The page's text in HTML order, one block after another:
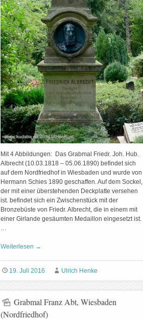
Mit 4 Abbildungen: Das Grabmal Friedr. Joh. Hub.
Albrecht (10.03.1818 – 05.06.1890) befindet sich
auf dem Nordfriedhof in Wiesbaden und wurde von
Hermann Schies 1890 geschaffen. Auf dem Sockel,
der mit einer überstehenden Deckplatte versehen
ist. befindet sich ein Zwischenstück mit der
Bronzebüste von Friedr. Albrecht, die in einem mit
einer Girlande gesäumten Medaillon eingesetzt ist.
…
Weiterlesen →
19. Juli 2016 Ulrich Henke
Grabmal Franz Abt, Wiesbaden
(Nordfriedhof)